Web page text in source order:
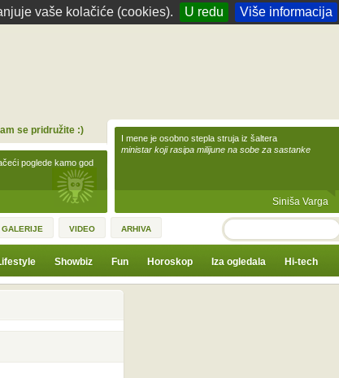
vaše kolačiće (cookies). U redu Više informacija
poglede kamo god
se pridružite :)
I mene je osobno stepla struja iz šaltera
ministar koji rasipa milijune na sobe za sastanke
Siniša Varga
GALERIJE VIDEO ARHIVA TRAŽI
Showbiz Fun Horoskop Iza ogledala Hi-tech